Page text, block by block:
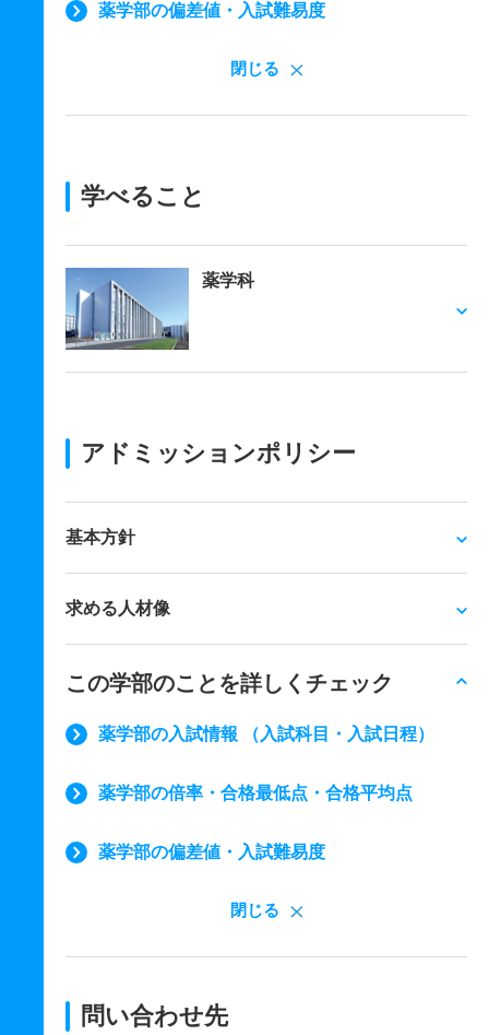
薬学部の偏差値・入試難易度
閉じる
学べること
薬学科
アドミッションポリシー
基本方針
求める人材像
この学部のことを詳しくチェック
薬学部の入試情報 （入試科目・入試日程）
薬学部の倍率・合格最低点・合格平均点
薬学部の偏差値・入試難易度
閉じる
問い合わせ先